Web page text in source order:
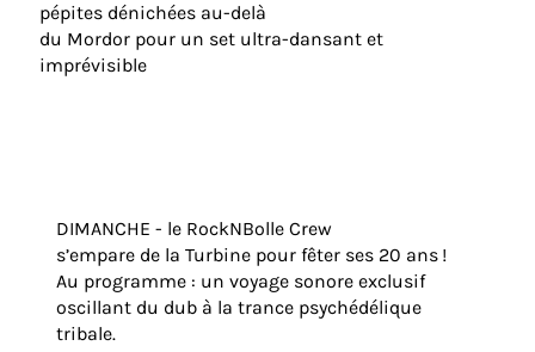
pépites dénichées au-delà
du Mordor pour un set ultra-dansant et
imprévisible
DIMANCHE - le RockNBolle Crew
s’empare de la Turbine pour fêter ses 20 ans !
Au programme : un voyage sonore exclusif
oscillant du dub à la trance psychédélique
tribale.